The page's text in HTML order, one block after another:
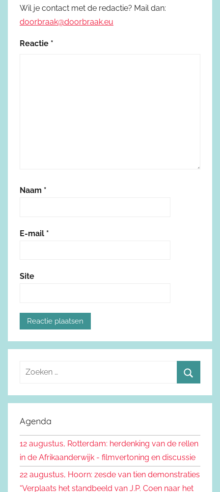
Wil je contact met de redactie? Mail dan:
doorbraak@doorbraak.eu
Reactie *
Naam *
E-mail *
Site
e
e
n
a
o
e
n
Agenda
12 augustus, Rotterdam: herdenking van de rellen
in de Afrikaanderwijk - filmvertoning en discussie
22 augustus, Hoorn: zesde van tien demonstraties
“Verplaats het standbeeld van J.P. Coen naar het